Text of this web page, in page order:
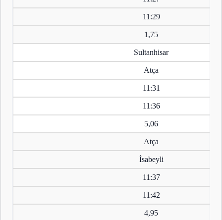
11:29
1,75
Sultanhisar
Atça
11:31
11:36
5,06
Atça
İsabeyli
11:37
11:42
4,95